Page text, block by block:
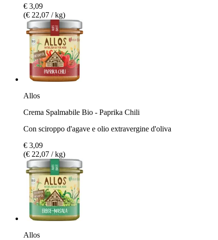
€ 3,09
(€ 22,07 / kg)
Allos
Crema Spalmabile Bio - Paprika Chili
Con sciroppo d'agave e olio extravergine d'oliva
€ 3,09
(€ 22,07 / kg)
Allos